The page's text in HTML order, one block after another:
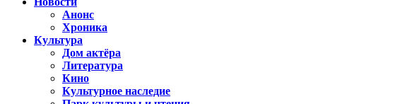
Анонс
Хроника
Культура
Дом актёра
Литература
Кино
Культурное наследие